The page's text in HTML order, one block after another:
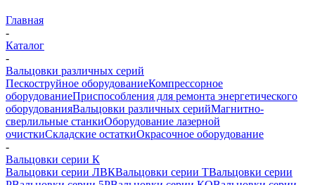
Главная
-
Каталог
-
Вальцовки различных серий
Пескоструйное оборудованиеКомпрессорное
оборудованиеПриспособления для ремонта энергетического
оборудованияВальцовки различных серийМагнитно-
сверлильные станкиОборудование лазерной
очисткиСкладские остаткиОкрасочное оборудование
-
Вальцовки серии К
Вальцовки серии ЛВКВальцовки серии ТВальцовки серии